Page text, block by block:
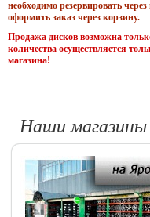
необходимо резервировать
оформить заказ через корзину.
Продажа дисков возможна
количества осуществляется
магазина!
Наши магазины